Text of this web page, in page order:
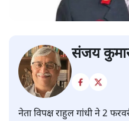
संजय
नेता विपक्ष राहुल गांधी ने 2